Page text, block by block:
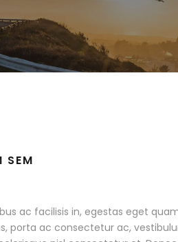
SEM
ac facilisis in, egestas eget
porta ac consectetur ac,